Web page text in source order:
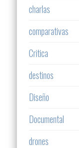
charlas
comparativas
Critica
destinos
Diseño
Documental
drones